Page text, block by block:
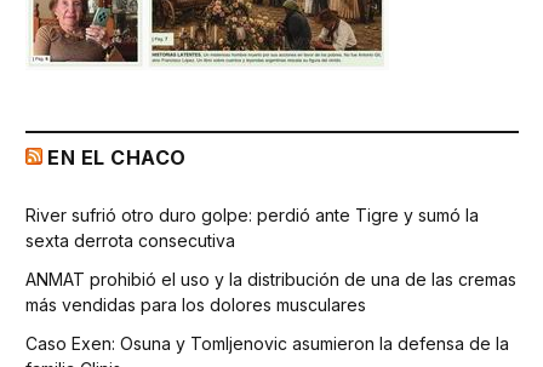
EN EL CHACO
River sufrió otro duro golpe: perdió ante Tigre y sumó la
sexta derrota consecutiva
ANMAT prohibió el uso y la distribución de una de las cremas
más vendidas para los dolores musculares
Caso Exen: Osuna y Tomljenovic asumieron la defensa de la